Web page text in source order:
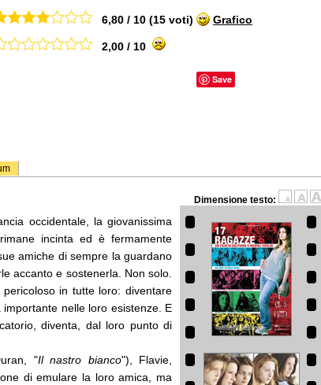
6,80 / 10 (15 voti) Grafico
2,00 / 10
Save
Dimensione testo:
occidentale, la giovanissima
incinta ed è fermamente
amiche di sempre la guardano
accanto e sostenerla. Non solo.
in tutte loro: diventare
nelle loro esistenze. E
diventa, dal loro punto di
"Il nastro bianco"), Flavie,
di emulare la loro amica, ma